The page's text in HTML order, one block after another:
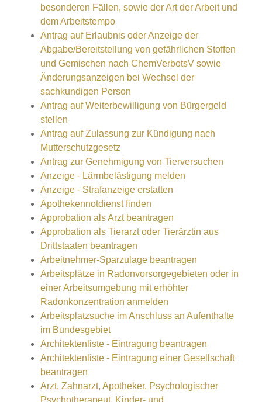
besonderen Fällen, sowie der Art der Arbeit und
dem Arbeitstempo
Antrag auf Erlaubnis oder Anzeige der
Abgabe/Bereitstellung von gefährlichen Stoffen
und Gemischen nach ChemVerbotsV sowie
Änderungsanzeigen bei Wechsel der
sachkundigen Person
Antrag auf Weiterbewilligung von Bürgergeld
stellen
Antrag auf Zulassung zur Kündigung nach
Mutterschutzgesetz
Antrag zur Genehmigung von Tierversuchen
Anzeige - Lärmbelästigung melden
Anzeige - Strafanzeige erstatten
Apothekennotdienst finden
Approbation als Arzt beantragen
Approbation als Tierarzt oder Tierärztin aus
Drittstaaten beantragen
Arbeitnehmer-Sparzulage beantragen
Arbeitsplätze in Radonvorsorgegebieten oder in
einer Arbeitsumgebung mit erhöhter
Radonkonzentration anmelden
Arbeitsplatzsuche im Anschluss an Aufenthalte
im Bundesgebiet
Architektenliste - Eintragung beantragen
Architektenliste - Eintragung einer Gesellschaft
beantragen
Arzt, Zahnarzt, Apotheker, Psychologischer
Psychotherapeut, Kinder- und